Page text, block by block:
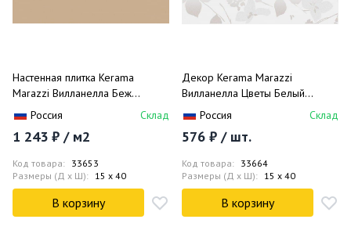
Настенная плитка Kerama
Marazzi Вилланелла Беж
Темный 15074 15x40
Россия Склад
1 243 ₽ / м2
Код товара: 33653
Размеры (Д x Ш): 15 x 40
В корзину
Декор Kerama Marazzi
Вилланелла Цветы Белый
MLD/A67/15000 15x40
Россия Склад
576 ₽ / шт.
Код товара: 33664
Размеры (Д x Ш): 15 x 40
В корзину